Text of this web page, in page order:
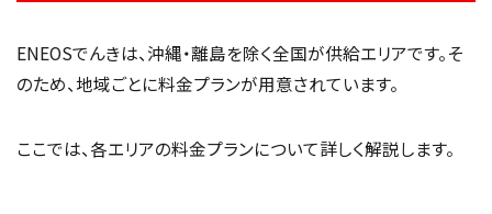
ENEOSでんきは、沖縄・離島を除く全国が供給エリアです。そ
のため、地域ごとに料金プランが用意されています。
ここでは、各エリアの料金プランについて詳しく解説します。